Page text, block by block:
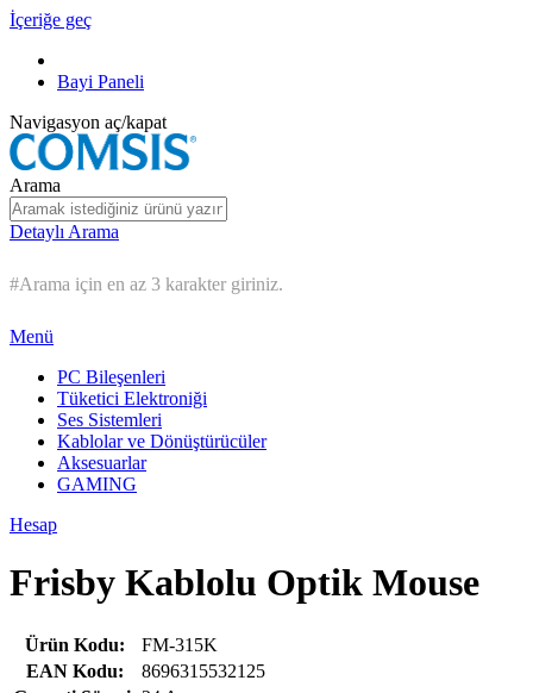
İçeriğe geç
Bayi Paneli
Navigasyon aç/kapat
Arama
Detaylı Arama
#Arama için en az 3 karakter giriniz.
Menü
PC Bileşenleri
Tüketici Elektroniği
Ses Sistemleri
Kablolar ve Dönüştürücüler
Aksesuarlar
GAMING
Hesap
Frisby Kablolu Optik Mouse
Ürün Kodu:
FM-315K
EAN Kodu:
8696315532125